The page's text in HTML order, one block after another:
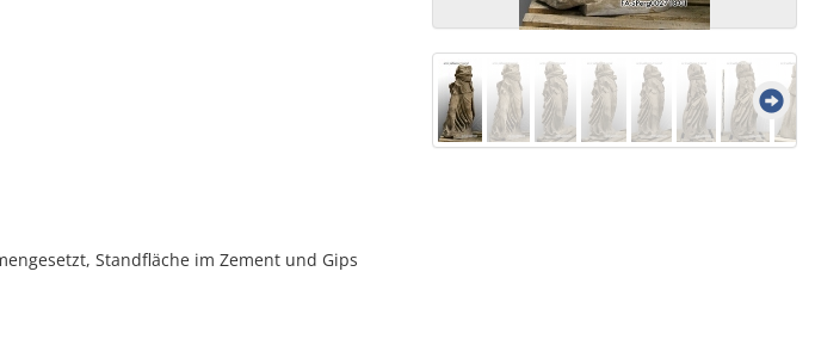
Standfläche im Zement und Gips